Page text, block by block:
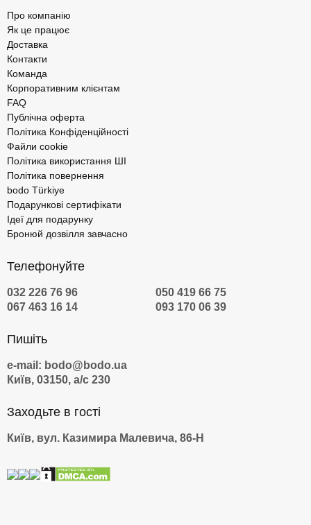
Про компанію
Як це працює
Доставка
Контакти
Команда
Корпоративним клієнтам
FAQ
Публічна оферта
Політика Конфіденційності
Файли cookie
Політика використання ШІ
Політика повернення
bodo Türkiye
Подарункові сертифікати
Ідеї для подарунку
Бронюй дозвілля завчасно
Телефонуйте
032 226 76 96
050 419 66 75
067 463 16 14
093 170 06 39
Пишіть
e-mail: bodo@bodo.ua
Київ, 03150, а/с 230
Заходьте в гості
Київ, вул. Казимира Малевича, 86-Н